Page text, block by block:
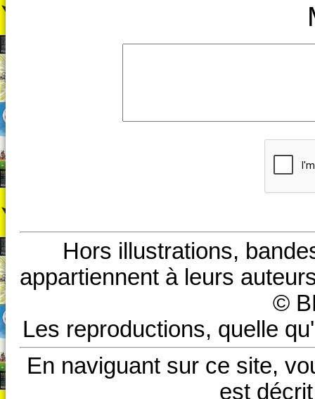
Hors illustrations,
appartiennent à leurs
©
Les reproductions, quelle
En naviguant sur ce site,
est